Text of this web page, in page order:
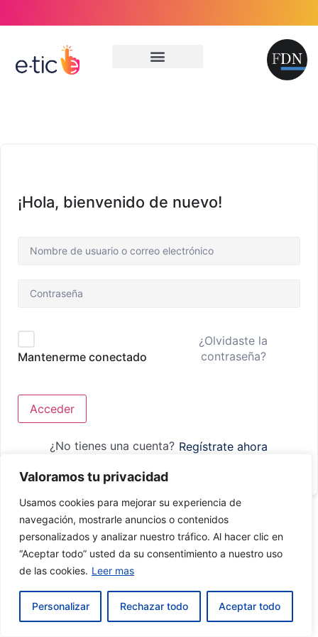
Valoramos tu privacidad
Usamos cookies para mejorar su experiencia de
navegación, mostrarle anuncios o contenidos
personalizados y analizar nuestro tráfico. Al hacer clic en
“Aceptar todo” usted da su consentimiento a nuestro uso
de las cookies. Leer mas
Personalizar Rechazar todo Aceptar todo
¡Hola, bienvenido de nuevo!
Mantenerme conectado
¿Olvidaste la
contraseña?
Acceder
¿No tienes una cuenta? Regístrate ahora